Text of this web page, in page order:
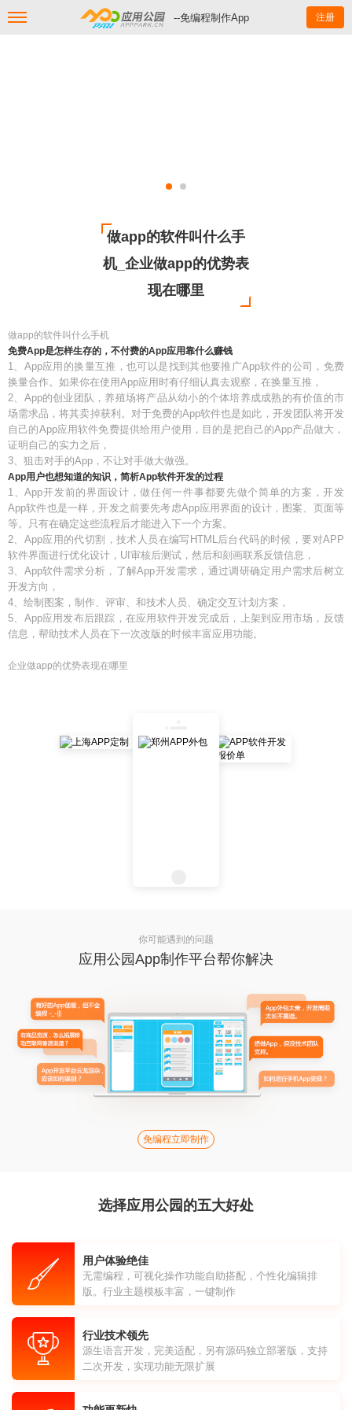
--免编程制作App 注册
做app的软件叫什么手
机_企业做app的优势表
现在哪里
做app的软件叫什么手机
免费App是怎样生存的，不付费的App应用靠什么赚钱
1、App应用的换量互推，也可以是找到其他要推广App软件的公司，免费
换量合作。如果你在使用App应用时有仔细认真去观察，在换量互推，
2、App的创业团队，养殖场将产品从幼小的个体培养成成熟的有价值的市
场需求品，将其卖掉获利。对于免费的App软件也是如此，开发团队将开发
自己的App应用软件免费提供给用户使用，目的是把自己的App产品做大，
证明自己的实力之后，
3、狙击对手的App，不让对手做大做强。
App用户也想知道的知识，简析App软件开发的过程
1、App开发前的界面设计，做任何一件事都要先做个简单的方案，开发
App软件也是一样，开发之前要先考虑App应用界面的设计，图案、页面等
等。只有在确定这些流程后才能进入下一个方案。
2、App应用的代切割，技术人员在编写HTML后台代码的时候，要对APP
软件界面进行优化设计，UI审核后测试，然后和刻画联系反馈信息，
3、App软件需求分析，了解App开发需求，通过调研确定用户需求后树立
开发方向，
4、绘制图案，制作、评审、和技术人员、确定交互计划方案，
5、App应用发布后跟踪，在应用软件开发完成后，上架到应用市场，反馈
信息，帮助技术人员在下一次改版的时候丰富应用功能。
企业做app的优势表现在哪里
你可能遇到的问题
应用公园App制作平台帮你解决
免编程立即制作
选择应用公园的五大好处
用户体验绝佳
无需编程，可视化操作功能自助搭配，个性化编辑排
版。行业主题模板丰富，一键制作
行业技术领先
源生语言开发，完美适配，另有源码独立部署版，支持
二次开发，实现功能无限扩展